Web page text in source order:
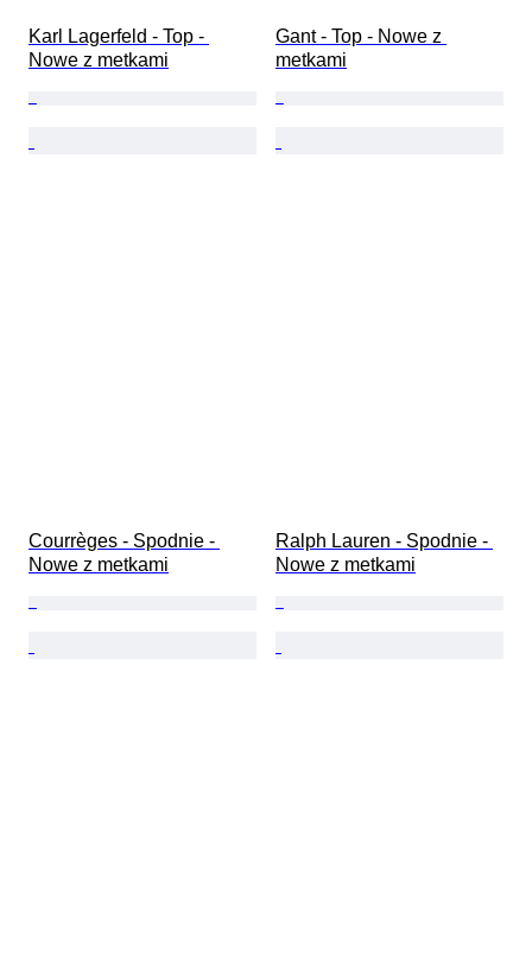
Karl Lagerfeld - Top -
Nowe z metkami
Gant - Top - Nowe z
metkami
Courrèges - Spodnie -
Nowe z metkami
Ralph Lauren - Spodnie -
Nowe z metkami